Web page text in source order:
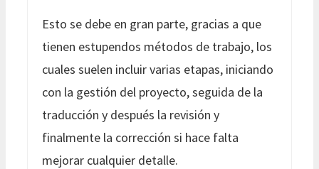
Esto se debe en gran parte, gracias a que
tienen estupendos métodos de trabajo, los
cuales suelen incluir varias etapas, iniciando
con la gestión del proyecto, seguida de la
traducción y después la revisión y
finalmente la corrección si hace falta
mejorar cualquier detalle.